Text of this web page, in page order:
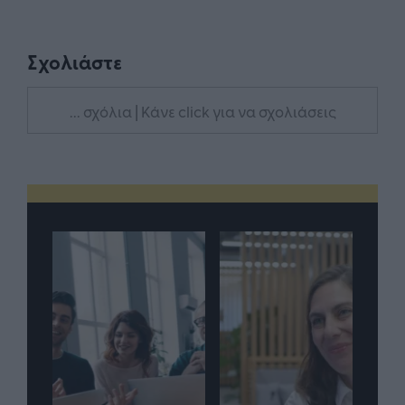
Σχολιάστε
... σχόλια | Κάνε click για να σχολιάσεις